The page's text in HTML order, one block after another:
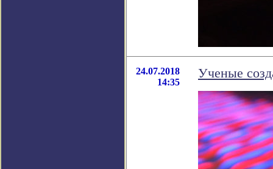
24.07.2018
14:35
Ученые